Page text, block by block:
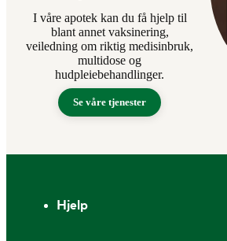
I våre apotek kan du få hjelp til
blant annet vaksinering,
veiledning om riktig medisinbruk,
multidose og
hudpleiebehandlinger.
Se våre tjenester
Hjelp